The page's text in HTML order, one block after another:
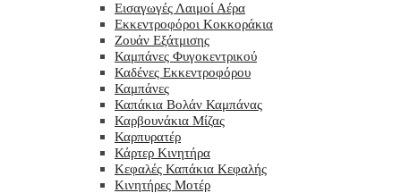
Εισαγωγές Λαιμοί Αέρα
Εκκεντροφόροι Κοκκοράκια
Ζουάν Εξάτμισης
Καμπάνες Φυγοκεντρικού
Καδένες Εκκεντροφόρου
Καμπάνες
Καπάκια Βολάν Καμπάνας
Καρβουνάκια Μίζας
Καρπυρατέρ
Κάρτερ Κινητήρα
Κεφαλές Καπάκια Κεφαλής
Κινητήρες Μοτέρ